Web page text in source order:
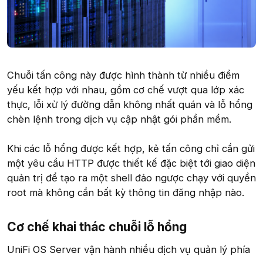
Chuỗi tấn công này được hình thành từ nhiều điểm
yếu kết hợp với nhau, gồm cơ chế vượt qua lớp xác
thực, lỗi xử lý đường dẫn không nhất quán và lỗ hổng
chèn lệnh trong dịch vụ cập nhật gói phần mềm.
Khi các lỗ hổng được kết hợp, kẻ tấn công chỉ cần gửi
một yêu cầu HTTP được thiết kế đặc biệt tới giao diện
quản trị để tạo ra một shell đảo ngược chạy với quyền
root mà không cần bất kỳ thông tin đăng nhập nào.
Cơ chế khai thác chuỗi lỗ hổng
UniFi OS Server vận hành nhiều dịch vụ quản lý phía